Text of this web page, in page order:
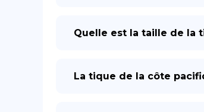
Quelle est la taille de la
La tique de la côte